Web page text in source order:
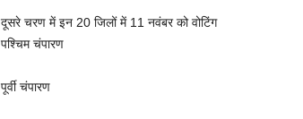
दूसरे चरण में इन 20 जिलों में 11 नवंबर को वोटिंग
पश्चिम चंपारण
पूर्वी चंपारण